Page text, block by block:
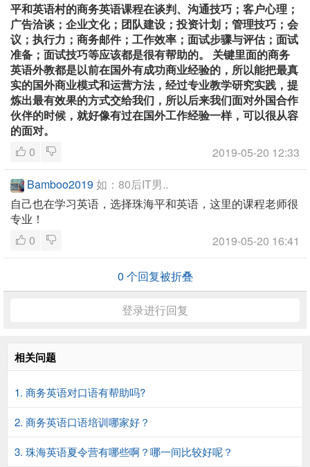
平和英语村的商务英语课程在谈判、沟通技巧；客户心理；
广告洽谈；企业文化；团队建设；投资计划；管理技巧；会
议；执行力；商务邮件；工作效率；面试步骤与评估；面试
准备；面试技巧等应该都是很有帮助的。 关键里面的商务
英语外教都是以前在国外有成功商业经验的，所以能把最真
实的国外商业模式和运营方法，经过专业教学研究实践，提
炼出最有效果的方式交给我们，所以后来我们面对外国合作
伙伴的时候，就好像有过在国外工作经验一样，可以很从容
的面对。
0
2019-05-20 12:33
Bamboo2019 如：80后IT男..
自己也在学习英语，选择珠海平和英语，这里的课程老师很
专业！
0
2019-05-20 16:41
0 个回复被折叠
登录进行回复
相关问题
1. 商务英语对口语有帮助吗?
2. 商务英语口语培训哪家好？
3. 珠海英语夏令营有哪些啊？哪一间比较好呢？